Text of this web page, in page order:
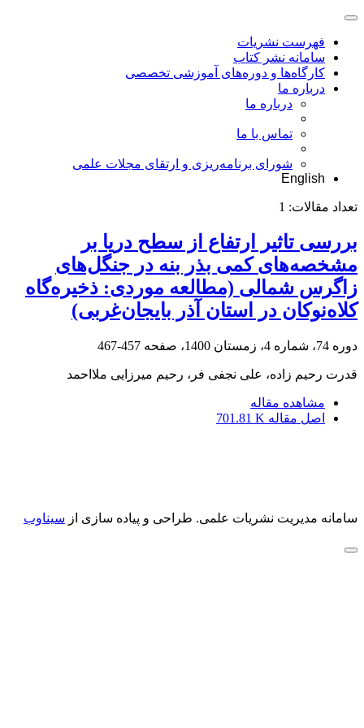
فهرست نشریات
سامانه نشر کتاب
کارگاه‌ها و دوره‌های آموزشی تخصصی
درباره ما
درباره ما
تماس با ما
شورای برنامه‌ریزی و ارتقای مجلات علمی
English
تعداد مقالات: 1
بررسی تاثیر ارتفاع از سطح دریا بر
مشخصه‌های کمی بذر بنه در جنگل‌های
زاگرس شمالی (مطالعه موردی: ذخیره‌گاه
کلاه‌نوکان در استان آذر بایجان‌غربی)
دوره 74، شماره 4، زمستان 1400، صفحه 457-467
قدرت رحیم زاده، علی نجفی فر، رحیم میرزایی ملااحمد
مشاهده مقاله
اصل مقاله 701.81 K
سامانه مدیریت نشریات علمی. طراحی و پیاده سازی از سیناوب